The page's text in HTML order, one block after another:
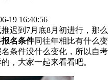
19 16:40:56
迟到7月底8月初进行，那么
名条件同往年相比有什么变
条件没什么变化，所以自考
，大家一起来看看吧。